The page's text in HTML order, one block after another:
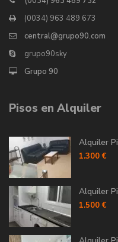
(0034) 963 489 673
central@grupo90.com
grupo90sky
Grupo 90
Pisos en Alquiler
Alquiler
1.300 €
Alquiler
1.500 €